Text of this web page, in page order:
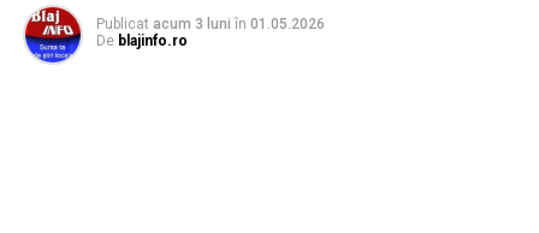
Publicat acum 3 luni în 01.05.2026
De blajinfo.ro